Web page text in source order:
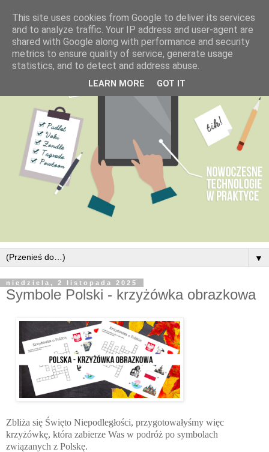
▼
niedziela, 2 listopada 2025
Symbole Polski - krzyżówka obrazkowa
Zbliża się Święto Niepodległości, przygotowałyśmy więc
krzyżówkę, która zabierze Was w podróż po symbolach
związanych z Polskę.
This site uses cookies from Google to deliver its services
and to analyze traffic. Your IP address and user-agent are
shared with Google along with performance and security
metrics to ensure quality of service, generate usage
statistics, and to detect and address abuse.
LEARN MORE GOT IT